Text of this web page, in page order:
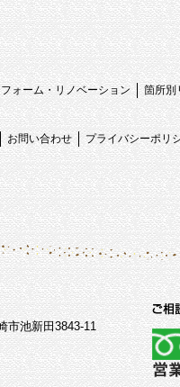
ォーム・リノベーション 箇所別
お問い合わせ プライバシーポリ
市池新田3843-11